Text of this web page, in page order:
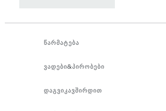
წარმატება
ვადები&პირობები
დაგვიკავშირდით